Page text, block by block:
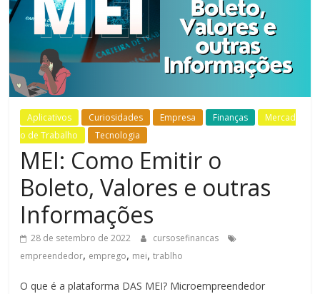
Estar
Aplicativos Curiosidades Empresa Finanças
Mercad
o de Trabalho
Tecnologia
MEI: Como Emitir o
Boleto, Valores e outras
Informações
28 de setembro de 2022
cursosefinancas
empreendedor, emprego, mei,trablho
O que é a plataforma DAS MEI? Microempreendedor